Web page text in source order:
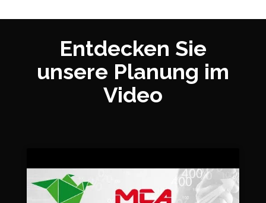
Entdecken Sie
unsere Planung im
Video